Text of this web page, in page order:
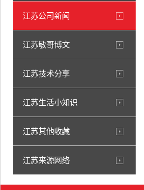
江苏公司新闻
江苏敏哥博文
江苏技术分享
江苏生活小知识
江苏其他收藏
江苏来源网络